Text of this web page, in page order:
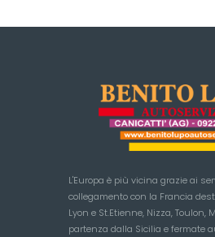
L'Europa è più vicina grazie ai
collegamento con la Francia
Lyon e St.Etienne, Nizza, Toulon,
partenza dalla Sicilia e fermate